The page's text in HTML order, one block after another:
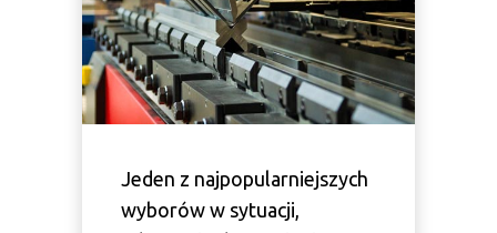
Jeden z najpopularniejszych
wyborów w sytuacji,